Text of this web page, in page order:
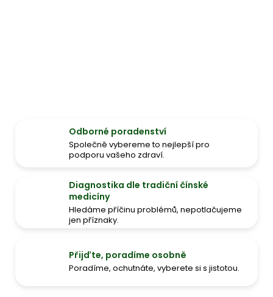
Odborné poradenství
Společně vybereme to nejlepší pro
podporu vašeho zdraví.
Diagnostika dle tradiční čínské
medicíny
Hledáme příčinu problémů, nepotlačujeme
jen příznaky.
Přijďte, poradíme osobně
Poradíme, ochutnáte, vyberete si s jistotou.